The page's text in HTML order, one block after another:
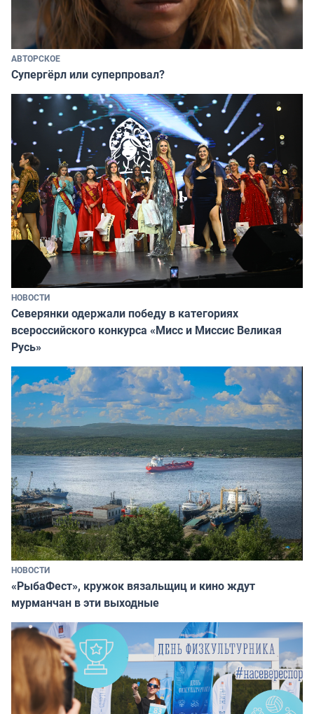
АВТОРСКОЕ
Супергёрл или суперпровал?
НОВОСТИ
Северянки одержали победу в категориях
всероссийского конкурса «Мисс и Миссис Великая
Русь»
НОВОСТИ
«РыбаФест», кружок вязальщиц и кино ждут
мурманчан в эти выходные